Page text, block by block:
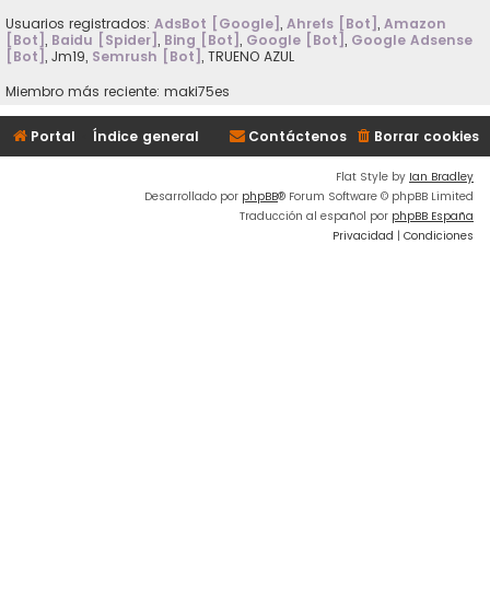
Usuarios registrados: AdsBot [Google], Ahrefs [Bot], Amazon
[Bot], Baidu [Spider], Bing [Bot], Google [Bot], Google Adsense
[Bot], Jm19, Semrush [Bot], TRUENO AZUL
Miembro más reciente: maki75es
Portal Índice general Borrar cookies
Contáctenos
Flat Style by Ian Bradley
Desarrollado por phpBB® Forum Software © phpBB Limited
Traducción al español por phpBB España
Privacidad | Condiciones